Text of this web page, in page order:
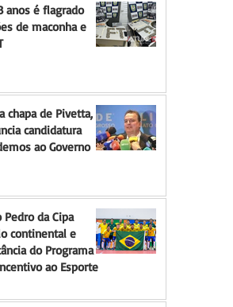
anos é flagrado
de maconha e
chapa de Pivetta,
candidatura
ao Governo
Pedro da Cipa
continental e
do Programa
ao Esporte